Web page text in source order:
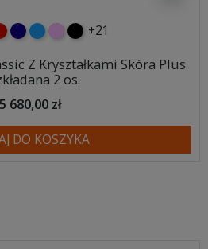
granatowy
niebieski
różowy
czarny
+21
Z Kryształkami Skóra Plus
2 os.
5 680,00 zł
DO KOSZYKA